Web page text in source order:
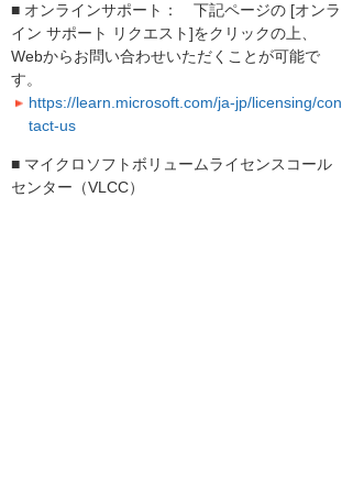
■ オンラインサポート： 下記ページの [オンラ
イン サポート リクエスト]をクリックの上、
Webからお問い合わせいただくことが可能で
す。
https://learn.microsoft.com/ja-jp/licensing/con
tact-us
■ マイクロソフトボリュームライセンスコール
センター（VLCC）